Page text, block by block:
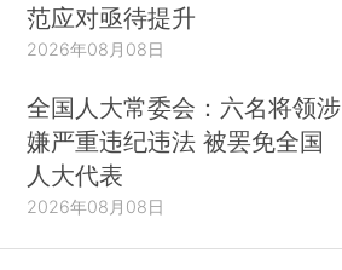
范应对亟待提升
2026年08月08日
全国人大常委会：六名将领涉
嫌严重违纪违法 被罢免全国
人大代表
2026年08月08日